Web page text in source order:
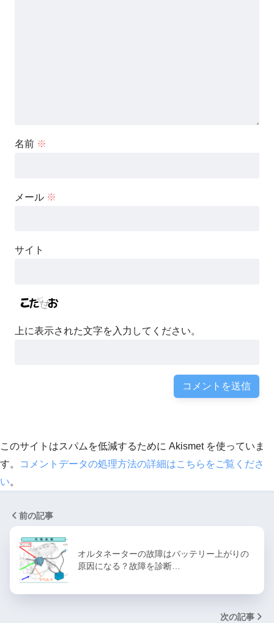
名前 ※
メール ※
サイト
上に表示された文字を入力してください。
このサイトはスパムを低減するために Akismet を使っていま
す。
コメントデータの処理方法の詳細はこちらをご覧くださ
い。
前の記事
オルタネーターの故障はバッテリー上がりの
原因になる？故障を診断…
次の記事